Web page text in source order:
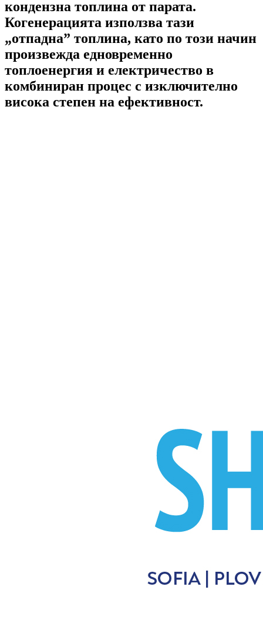
кондензна топлина от парата.
Когенерацията използва тази
„отпадна” топлина, като по този начин
произвежда едновременно
топлоенергия и електричество в
комбиниран процес с изключително
висока степен на ефективност.